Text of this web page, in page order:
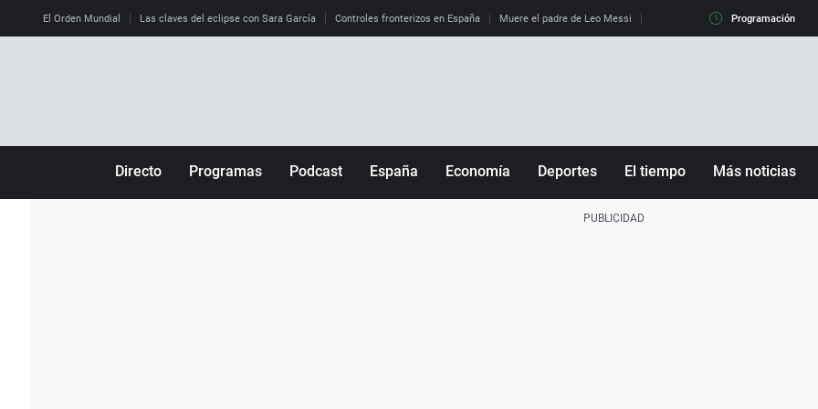
El Orden Mundial Las claves del eclipse con Sara García Controles fronterizos en España Muere el padre de Leo Messi La diferencia entre observar el
Programación
Directo Programas Podcast España Economía Deportes El tiempo Más noticias